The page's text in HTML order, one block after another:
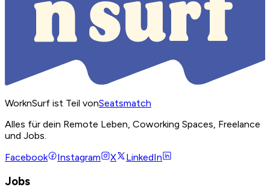
WorknSurf ist Teil vonSeatsmatch
Alles für dein Remote Leben, Coworking Spaces, Freelance
und Jobs.
Facebook
Instagram X LinkedIn
Jobs